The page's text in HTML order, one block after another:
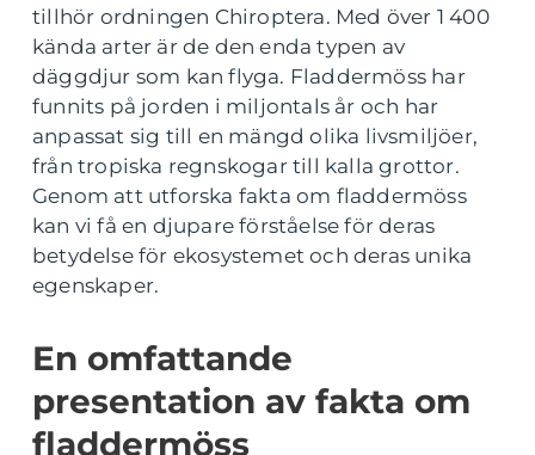
tillhör ordningen Chiroptera. Med över 1 400
kända arter är de den enda typen av
däggdjur som kan flyga. Fladdermöss har
funnits på jorden i miljontals år och har
anpassat sig till en mängd olika livsmiljöer,
från tropiska regnskogar till kalla grottor.
Genom att utforska fakta om fladdermöss
kan vi få en djupare förståelse för deras
betydelse för ekosystemet och deras unika
egenskaper.
En omfattande
presentation av fakta om
fladdermöss